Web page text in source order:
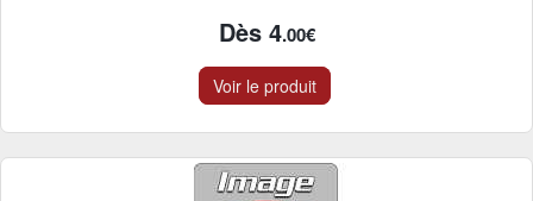
Dès 4.00€
Voir le produit